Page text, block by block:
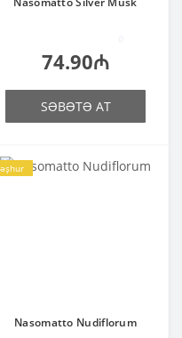
74.90₼
SƏBƏTƏ AT
Nasomatto Nudiflorum